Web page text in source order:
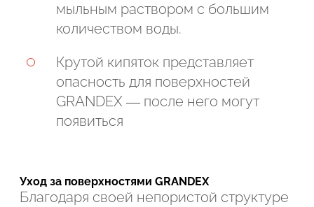
мыльным раствором с большим
количеством воды.
Крутой кипяток представляет
опасность для поверхностей
GRANDEX — после него могут
появиться
Уход за поверхностями GRANDEX
Благодаря своей непористой структуре